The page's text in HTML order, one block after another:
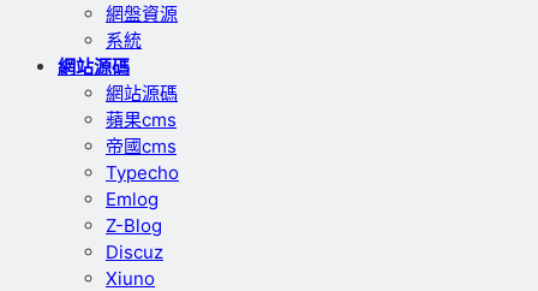
網盤資源
系統
網站源碼
網站源碼
蘋果cms
帝國cms
Typecho
Emlog
Z-Blog
Discuz
Xiuno